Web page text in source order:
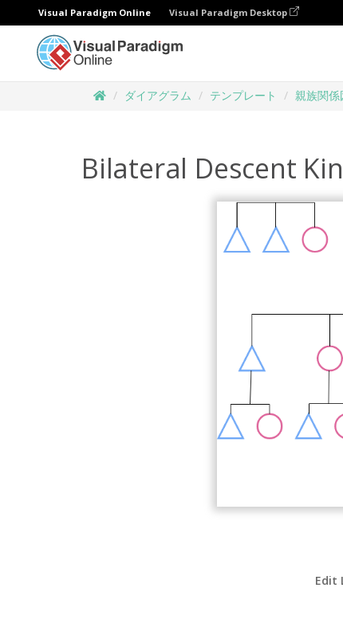
Visual Paradigm Online Visual Paradigm Desktop
ダイアグラム テンプレート 親族関係
Bilateral Descent
Edit